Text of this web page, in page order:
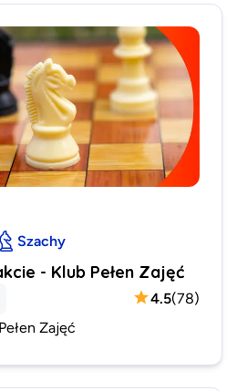
Szachy
- Klub Pełen Zajęć
4.5(78)
Zajęć